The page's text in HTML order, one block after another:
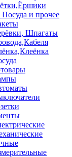
и прочее
Шпагаты